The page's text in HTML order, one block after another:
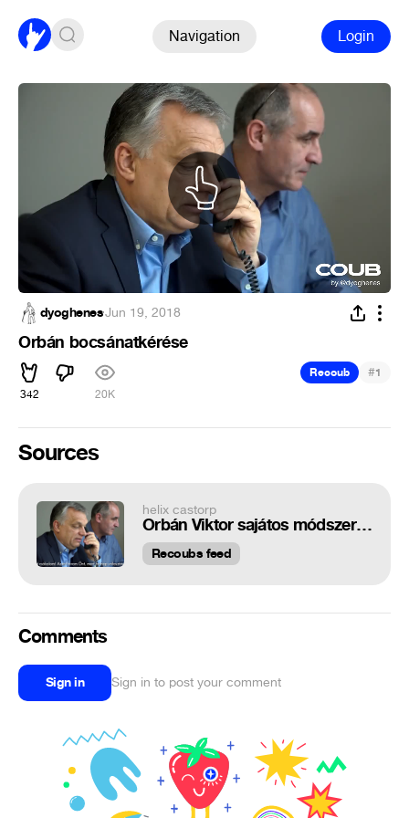
Navigation Login
dyoghenes·Jun 19, 2018
Orbán bocsánatkérése
342 20K
Recoub #1
Sources
helix castorp
Orbán Viktor sajátos módszerekkel szerez szavazatokat
Recoubs feed
Comments
Sign in Sign in to post your comment